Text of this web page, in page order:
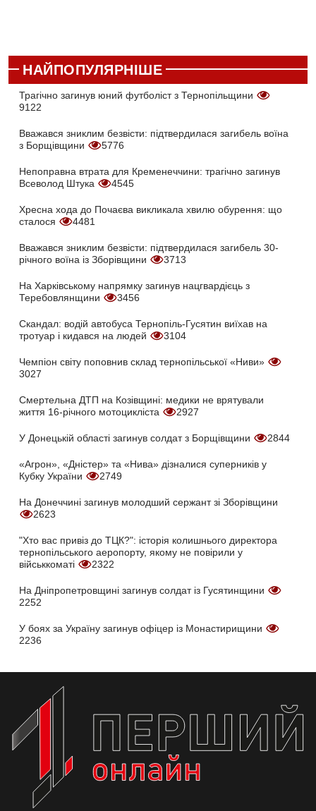
НАЙПОПУЛЯРНІШЕ
Трагічно загинув юний футболіст з Тернопільщини
9122
Вважався зниклим безвісти: підтвердилася загибель воїна
з Борщівщини
5776
Непоправна втрата для Кременеччини: трагічно загинув
Всеволод Штука
4545
Хресна хода до Почаєва викликала хвилю обурення: що
сталося
4481
Вважався зниклим безвісти: підтвердилася загибель 30-
річного воїна із Зборівщини
3713
На Харківському напрямку загинув нацгвардієць з
Теребовлянщини
3456
Скандал: водій автобуса Тернопіль-Гусятин виїхав на
тротуар і кидався на людей
3104
Чемпіон світу поповнив склад тернопільської «Ниви»
3027
Смертельна ДТП на Козівщині: медики не врятували
життя 16-річного мотоцикліста
2927
У Донецькій області загинув солдат з Борщівщини 2844
«Агрон», «Дністер» та «Нива» дізналися суперників у
Кубку України
2749
На Донеччині загинув молодший сержант зі Зборівщини
2623
"Хто вас привіз до ТЦК?": історія колишнього директора
тернопільського аеропорту, якому не повірили у
військкоматі
2322
На Дніпропетровщині загинув солдат із Гусятинщини
2252
У боях за Україну загинув офіцер із Монастирищини
2236